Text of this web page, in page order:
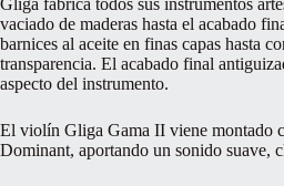
Gliga fabrica todos sus instrumentos
vaciado de maderas hasta el acabado
barnices al aceite en finas capas hasta
transparencia. El acabado final
aspecto del instrumento.
El violín Gliga Gama II viene montado
Dominant, aportando un sonido suave,